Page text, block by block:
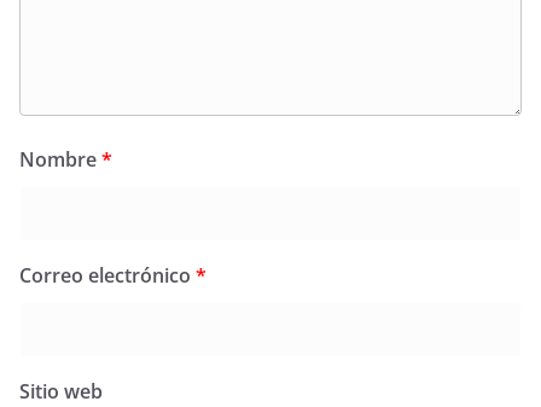
Nombre*
Correo electrónico *
Sitio web